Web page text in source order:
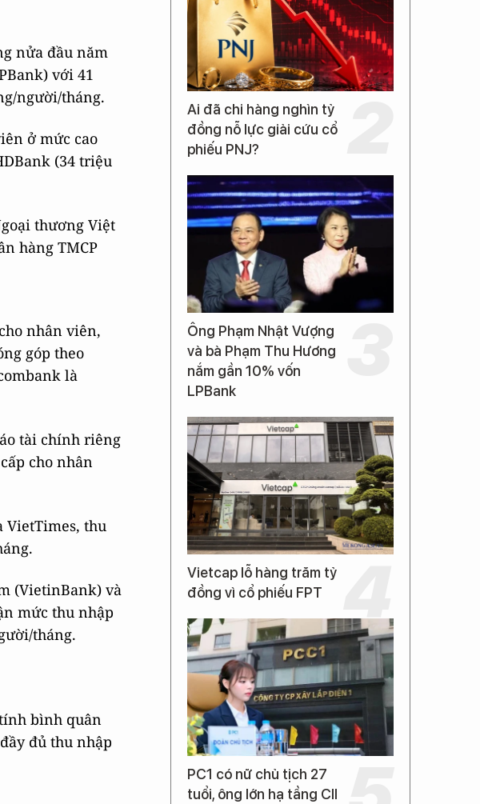
nửa đầu năm
với 41
người/tháng.
ở mức cao
(34 triệu
thương Việt
hàng TMCP
nhân viên,
góp theo
là
tài chính riêng
cho nhân
VietTimes, thu
(VietinBank) và
mức thu nhập
tháng.
bình quân
đủ thu nhập
Ai đã chi hàng nghìn tỷ
đồng nỗ lực giải cứu cổ
phiếu PNJ?
Ông Phạm Nhật Vượng
và bà Phạm Thu Hương
nắm gần 10% vốn
LPBank
Vietcap lỗ hàng trăm tỷ
đồng vì cổ phiếu FPT
PC1 có nữ chủ tịch 27
tuổi, ông lớn hạ tầng CII